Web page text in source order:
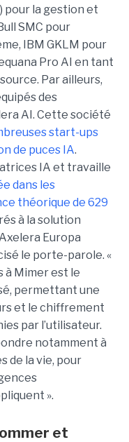
pour la gestion et
SMC pour
IBM GKLM pour
Pro AI en tant
Par ailleurs,
des
AI. Cette société
start-ups
de puces IA.
IA et travaille
dans les
théorique de 629
à la solution
Europa
le porte-parole. «
à Mimer est le
permettant une
et le chiffrement
par l’utilisateur.
notamment à
de la vie, pour
».
et